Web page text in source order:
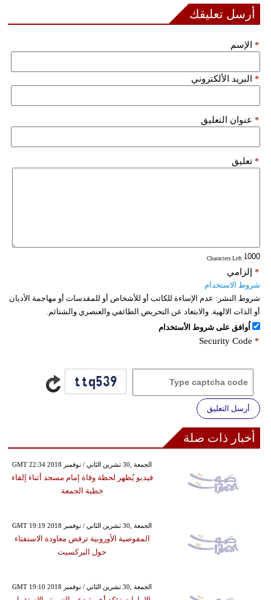
أرسل تعليقك
الإسم *
البريد الألكتروني *
عنوان التعليق *
تعليق *
: Characters Left
إلزامي *
شروط الاستخدام
شروط النشر: عدم الإساءة للكاتب أو للأشخاص أو للمقدسات أو مهاجمة الأديان
أو الذات الالهية. والابتعاد عن التحريض الطائفي والعنصري والشتائم.
اُوافق على شروط الأستخدام
Security Code *
أرسل التعليق
أخبار ذات صلة
GMT 22:34 2018 الجمعة ,30 تشرين الثاني / نوفمبر
فيديو يُظهر لحظة وفاة إمام مسجد أثناء إلقاء
خطبة الجمعة
GMT 19:19 2018 الجمعة ,30 تشرين الثاني / نوفمبر
المفوضية الأوروبية ترفض معاودة الاستفتاء
حول البركسيت
GMT 19:10 2018 الجمعة ,30 تشرين الثاني / نوفمبر